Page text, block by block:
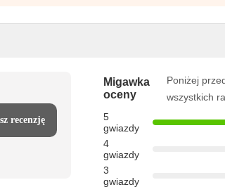
recenzję
Migawka
oceny
Poniżej
wszystkich
5
gwiazdy
4
gwiazdy
3
gwiazdy